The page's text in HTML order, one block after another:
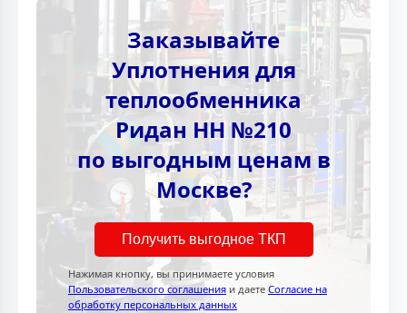
Заказывайте
Уплотнения для
теплообменника
Ридан НН №210
по выгодным ценам в
Москве?
Получить выгодное ТКП
Нажимая кнопку, вы принимаете условия
Пользовательского соглашения и даете Согласие на
обработку персональных данных